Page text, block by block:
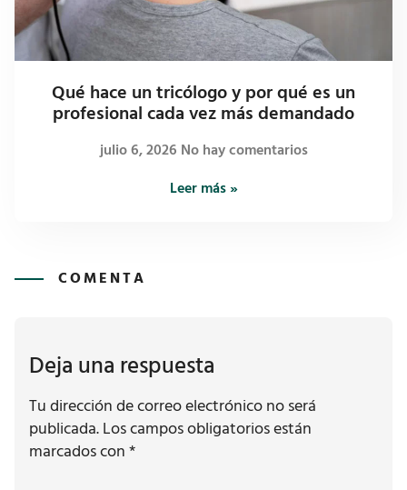
Qué hace un tricólogo y por qué es un
profesional cada vez más demandado
julio 6, 2026 No hay comentarios
Leer más »
COMENTA
Deja una respuesta
Tu dirección de correo electrónico no será
publicada.Los campos obligatorios están
marcados con*